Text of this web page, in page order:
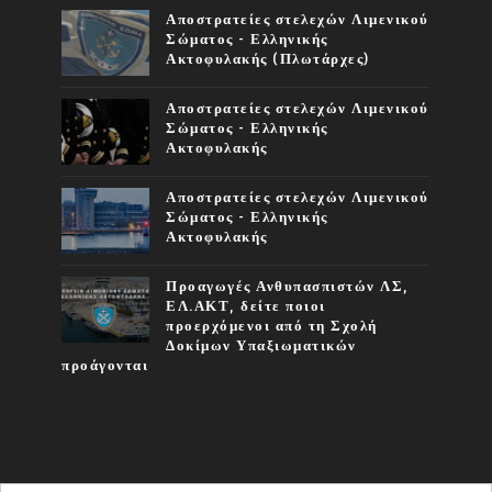
Αποστρατείες στελεχών Λιμενικού
Σώματος - Ελληνικής
Ακτοφυλακής (Πλωτάρχες)
Αποστρατείες στελεχών Λιμενικού
Σώματος - Ελληνικής
Ακτοφυλακής
Αποστρατείες στελεχών Λιμενικού
Σώματος - Ελληνικής
Ακτοφυλακής
Προαγωγές Ανθυπασπιστών ΛΣ,
ΕΛ.ΑΚΤ, δείτε ποιοι
προερχόμενοι από τη Σχολή
Δοκίμων Υπαξιωματικών
προάγονται